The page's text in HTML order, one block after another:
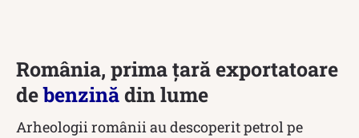
România, prima țară exportatoare
debenzinădin lume
Arheologii românii au descoperit petrol pe